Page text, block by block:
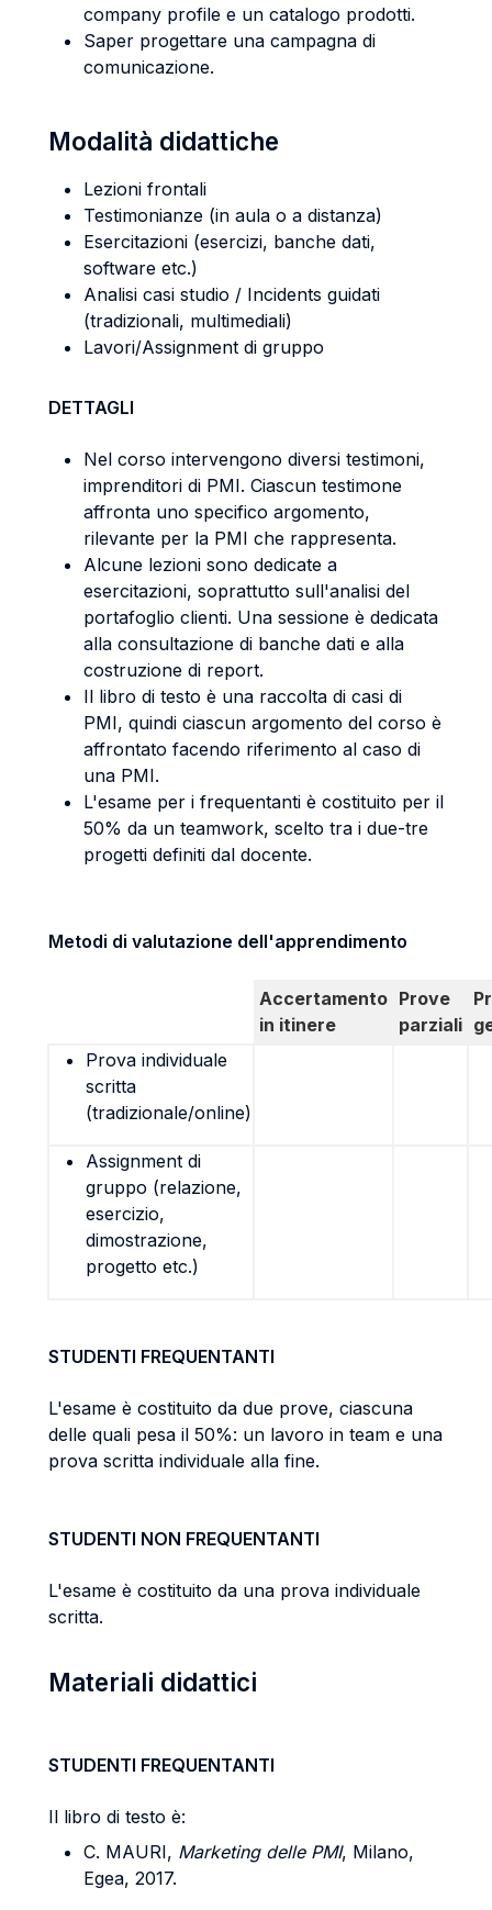
company profile e un catalogo prodotti.
Saper progettare una campagna di
comunicazione.
Modalità didattiche
Lezioni frontali
Testimonianze (in aula o a distanza)
Esercitazioni (esercizi, banche dati,
software etc.)
Analisi casi studio / Incidents guidati
(tradizionali, multimediali)
Lavori/Assignment di gruppo
DETTAGLI
Nel corso intervengono diversi testimoni,
imprenditori di PMI. Ciascun testimone
affronta uno specifico argomento,
rilevante per la PMI che rappresenta.
Alcune lezioni sono dedicate a
esercitazioni, soprattutto sull'analisi del
portafoglio clienti. Una sessione è dedicata
alla consultazione di banche dati e alla
costruzione di report.
Il libro di testo è una raccolta di casi di
PMI, quindi ciascun argomento del corso è
affrontato facendo riferimento al caso di
una PMI.
L'esame per i frequentanti è costituito per il
50% da un teamwork, scelto tra i due-tre
progetti definiti dal docente.
Metodi di valutazione dell'apprendimento
Accertamento
in itinere
Prove
parziali
Prova individuale
scritta
(tradizionale/online)
Assignment di
gruppo (relazione,
esercizio,
dimostrazione,
progetto etc.)
STUDENTI FREQUENTANTI
L'esame è costituito da due prove, ciascuna
delle quali pesa il 50%: un lavoro in team e una
prova scritta individuale alla fine.
STUDENTI NON FREQUENTANTI
L'esame è costituito da una prova individuale
scritta.
Materiali didattici
STUDENTI FREQUENTANTI
Il libro di testo è:
C. MAURI, Marketing delle PMI, Milano,
Egea, 2017.